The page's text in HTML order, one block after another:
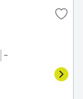
－